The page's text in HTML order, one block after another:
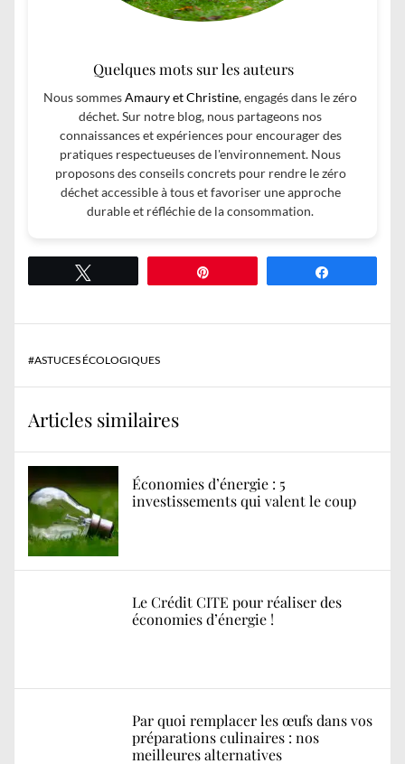
Quelques mots sur les auteurs
Nous sommesAmaury et Christine, engagés dans le zéro
déchet. Sur notre blog, nous partageons nos
connaissances et expériences pour encourager des
pratiques respectueuses de l'environnement. Nous
proposons des conseils concrets pour rendre le zéro
déchet accessible à tous et favoriser une approche
durable et réfléchie de la consommation.
#ASTUCES ÉCOLOGIQUES
Articles similaires
Économies d’énergie : 5
investissements qui valent le coup
Le Crédit CITE pour réaliser des
économies d’énergie !
Par quoi remplacer les œufs dans vos
préparations culinaires : nos
meilleures alternatives